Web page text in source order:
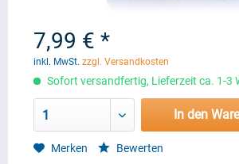
7,99 € *
inkl. MwSt. zzgl. Versandkosten
Sofort versandfertig, Lieferzeit ca. 1-3
1 In den
Merken Bewerten